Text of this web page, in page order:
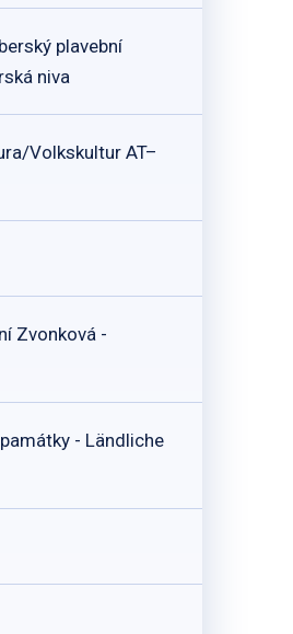
plavební
niva
Volkskultur AT–
Zvonková -
- Ländliche